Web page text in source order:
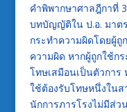
คำพิพากษาศาลฎีกาที่
บทบัญญัติใน ป.อ. มาต
กระทำความผิดโดยผู้ถู
ความผิด หากผู้ถูกใช้ก
โทษเสมือนเป็นตัวการ
ใช้ต้องรับโทษหนึ่งใน
นักการภารโรงไม่มีส่ว